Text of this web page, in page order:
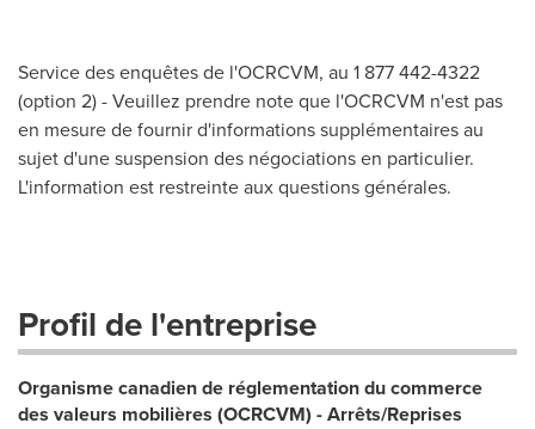
Service des enquêtes de l'OCRCVM, au 1 877 442-4322
(option 2) - Veuillez prendre note que l'OCRCVM n'est pas
en mesure de fournir d'informations supplémentaires au
sujet d'une suspension des négociations en particulier.
L'information est restreinte aux questions générales.
Profil de l'entreprise
Organisme canadien de réglementation du commerce
des valeurs mobilières (OCRCVM) - Arrêts/Reprises